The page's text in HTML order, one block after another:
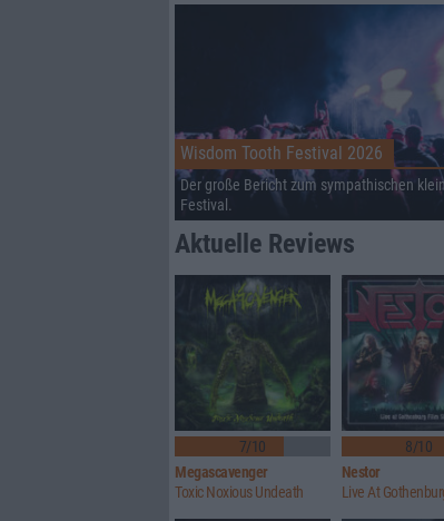
Wisdom Tooth Festival 2026
Der große Bericht zum sympathischen
Festival.
Aktuelle Reviews
7/10
Megascavenger
Toxic Noxious Undeath
8/10
Nestor